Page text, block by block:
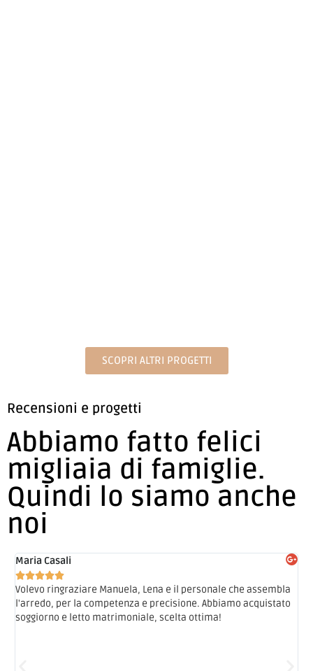
SCOPRI ALTRI PROGETTI
Recensioni e progetti
Abbiamo fatto felici
migliaia di famiglie.
Quindi lo siamo anche
noi
Maria Casali

Volevo ringraziare Manuela, Lena e il personale che assembla
l'arredo, per la competenza e precisione. Abbiamo acquistato
soggiorno e letto matrimoniale, scelta ottima!